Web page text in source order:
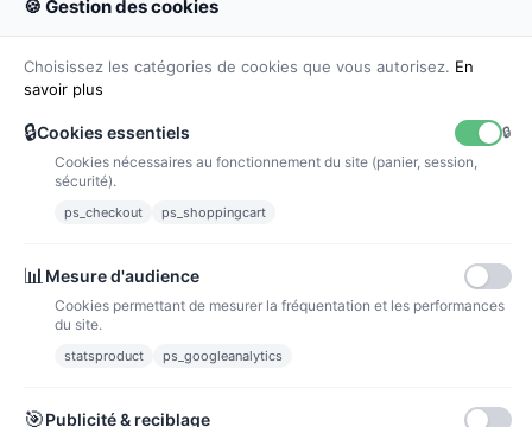
La poste
🍪 Gestion des cookies
Choisissez les catégories de cookies que vous autorisez. En
savoir plus
🔒Cookies essentiels
🔒
Cookies nécessaires au fonctionnement du site (panier, session,
sécurité).
ps_checkout ps_shoppingcart
📊 Mesure d'audience
Cookies permettant de mesurer la fréquentation et les performances
du site.
statsproduct ps_googleanalytics
🎯Publicité & reciblage